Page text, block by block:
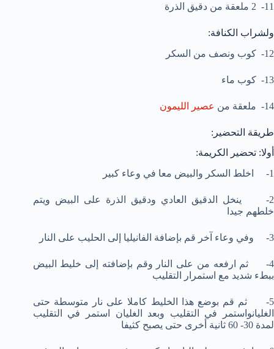
11- 2 ملعقة من دقيق الذرة
ولشراب الكنافة:
12- كوب ونصف من السكر
13- كوب ماء
14- ملعقة من عصير الليمون
طريقة التحضير:
أولا: تحضير الكريمة:
1- اخلط السكر والبيض معا في وعاء كبير
2- ينخل الدقيق العادي ودقيق الذرة على البيض ويتم
خلطهم جيدا
3- وفي وعاء آخر قم بإضافة الفانيليا إلى الحليب على النار
4- ثم ارفعه من على النار وقم بإضافته إلى خليط البيض
ببطء شديد مع استمرار التقليب
5- ثم قم بوضع هذا الخليط كاملا على نار متوسطة حتى
الغليانواستمر في التقليب وبعد الغليان استمر في التقليب
لمدة 30- 60 ثانية أخرى حتى يصبح كثيفا